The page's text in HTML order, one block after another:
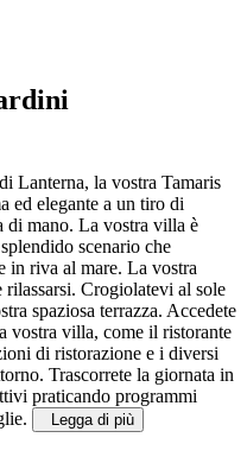
Lanterna, la vostra Tamaris
ed elegante a un tiro di
di mano. La vostra villa è
scenario che
in riva al mare. La vostra
Crogiolatevi al sole
spaziosa terrazza. Accedete
vostra villa, come il ristorante
di ristorazione e i diversi
Trascorrete la giornata in
praticando programmi
Legga di più